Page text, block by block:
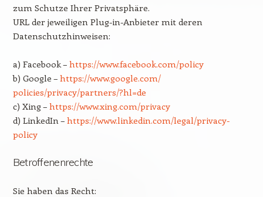
zum Schutze Ihrer Privatsphäre.
URL der jeweiligen Plug-in-Anbieter mit deren
Datenschutzhinweisen:
a) Facebook – https://www.facebook.com/policy
b) Google – https://www.google.com/
policies/privacy/partners/?hl=de
c) Xing – https://www.xing.com/privacy
d) LinkedIn – https://www.linkedin.com/legal/privacy-
policy
Betroffenenrechte
Sie haben das Recht: